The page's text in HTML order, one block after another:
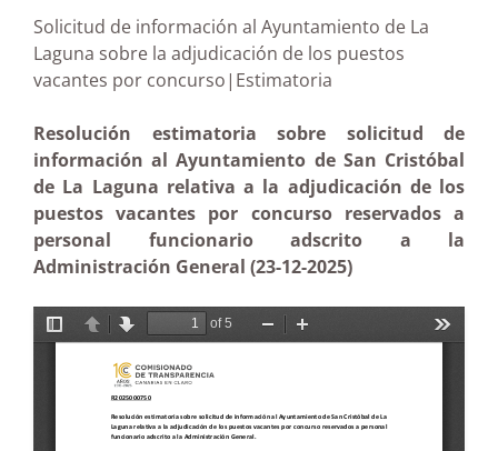
Solicitud de información al Ayuntamiento de La
Laguna sobre la adjudicación de los puestos
vacantes por concurso|Estimatoria
Resolución estimatoria sobre solicitud de
información al Ayuntamiento de San Cristóbal
de La Laguna relativa a la adjudicación de los
puestos vacantes por concurso reservados a
personal funcionario adscrito a la
Administración General (23-12-2025)